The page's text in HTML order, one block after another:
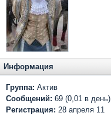
Информация
Группа: Актив
Сообщений: 69 (0,01 в день)
Регистрация: 28 апреля 11